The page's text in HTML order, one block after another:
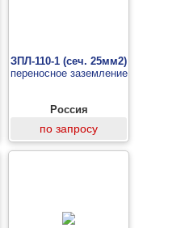
ЗПЛ-110-1 (сеч. 25мм2)
переносное заземление
Россия
по запросу